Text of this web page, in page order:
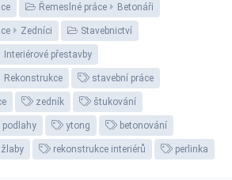
Řemeslné práce Betonáři
Zedníci Stavebnictví
Interiérové přestavby
Rekonstrukce stavební práce
zedník štukování
podlahy ytong betonování
rekonstrukce interiérů perlinka